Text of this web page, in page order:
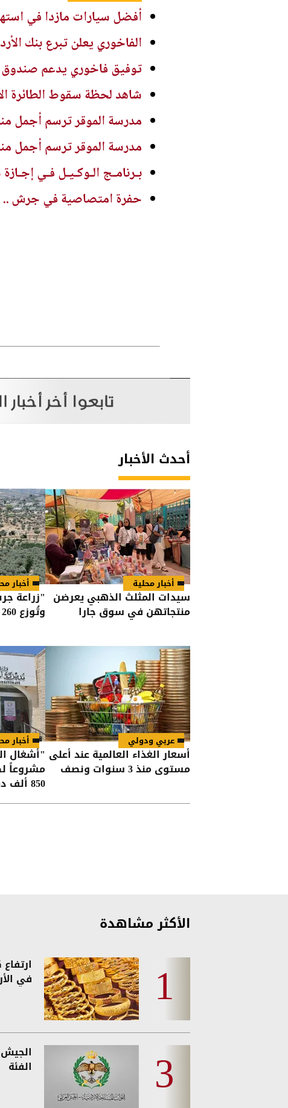
أفضل سيارات مازدا في استهلاك
الفاخوري يعلن تبرع بنك
توفيق فاخوري يدعم
شاهد لحظة سقوط الطائرة
مدرسة الموقر ترسم أجمل
مدرسة الموقر ترسم أجمل
بـرنامـج الـوكـيـل فـي
حفرة امتصاصية في جرش ..
أحدث الأخبار
أخبار محلية
سيدات المثلث الذهبي يعرضن
منتجاتهن في سوق جارا
أخبار
وتُوزع 260 ألف شتلة
عربي ودولي
أسعار الغذاء العالمية عند أعلى
مستوى منذ 3 سنوات ونصف
أخبار
مشروعاً
850 ألف دينار
الأكثر مشاهدة
في
الجيش
الفئة